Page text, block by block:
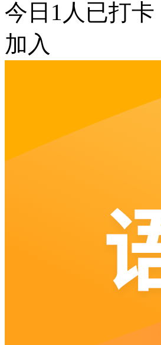
今日 1 人已打卡
加入